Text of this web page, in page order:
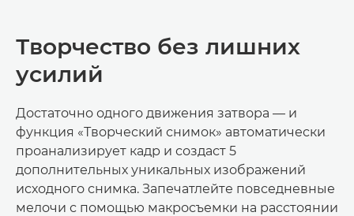
Творчество без лишних
усилий
Достаточно одного движения затвора — и
функция «Творческий снимок» автоматически
проанализирует кадр и создаст 5
дополнительных уникальных изображений
исходного снимка. Запечатлейте повседневные
мелочи с помощью макросъемки на расстоянии